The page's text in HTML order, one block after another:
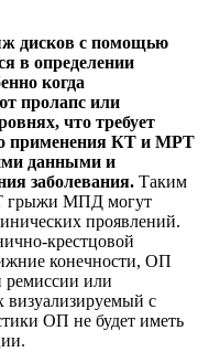
дисков с помощью
в определении
когда
пролапс или
что требует
применения КТ и МРТ
данными и
заболевания. Таким
грыжи МПД могут
проявлений.
крестцовой
конечности, ОП
ремиссии или
визуализируемый с
ОП не будет иметь